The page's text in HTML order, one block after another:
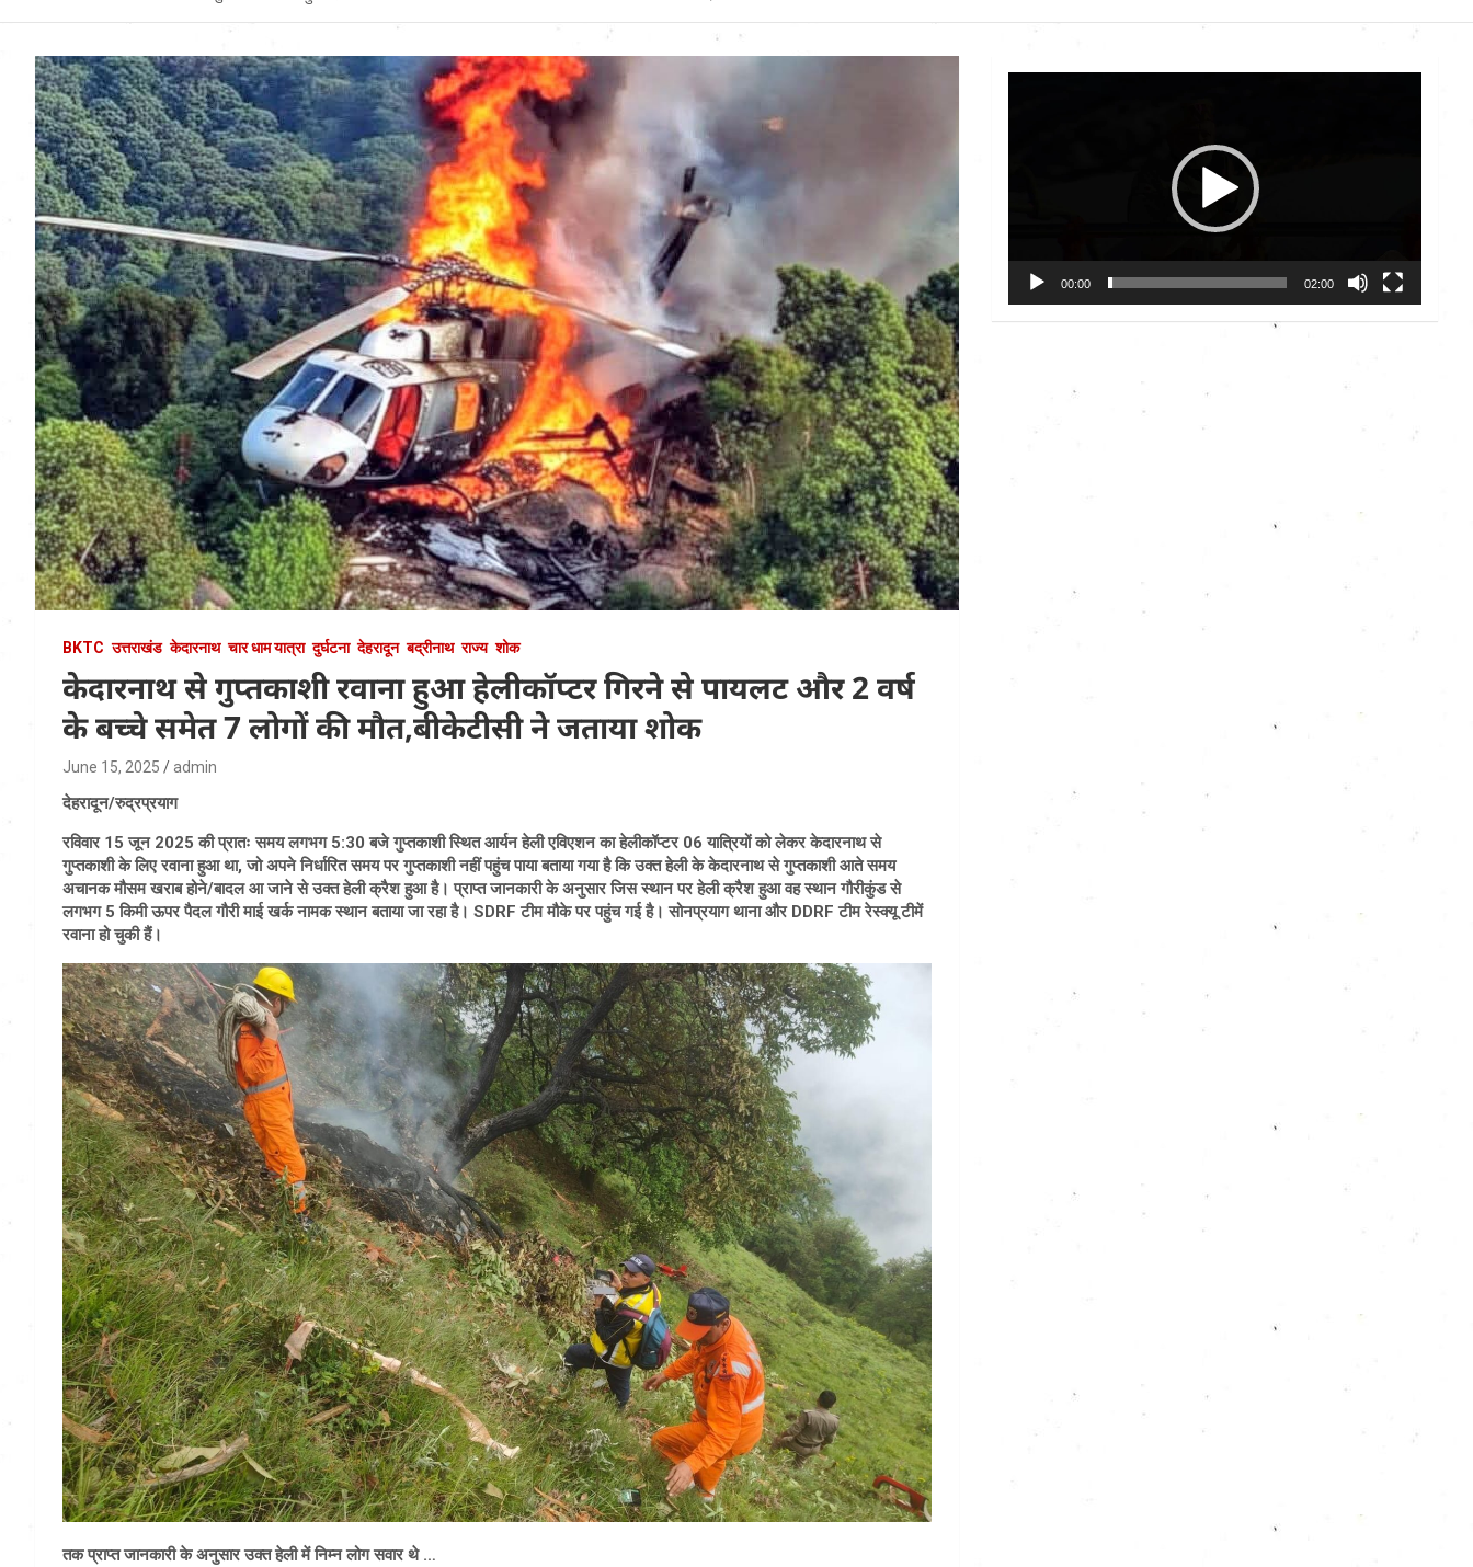
Uttarakhand News in
Hindi
BKTC उत्तराखंड केदारनाथ चार धाम यात्रा दुर्घटना देहरादून बद्रीनाथ राज्य शोक
केदारनाथ से गुप्तकाशी रवाना हुआ हेलीकॉप्टर गिरने से पायलट और 2 वर्ष
के बच्चे समेत 7 लोगों की मौत,बीकेटीसी ने जताया शोक
June 15, 2025 admin
देहरादून/रुद्रप्रयाग
रविवार 15 जून 2025 की प्रातः समय लगभग 5:30 बजे गुप्तकाशी स्थित आर्यन हेली एविएशन का हेलीकॉप्टर 06 यात्रियों को लेकर केदारनाथ से
गुप्तकाशी के लिए रवाना हुआ था, जो अपने निर्धारित समय पर गुप्तकाशी नहीं पहुंच पाया बताया गया है कि उक्त हेली के केदारनाथ से गुप्तकाशी आते समय
अचानक मौसम खराब होने/बादल आ जाने से उक्त हेली क्रैश हुआ है। प्राप्त जानकारी के अनुसार जिस स्थान पर हेली क्रैश हुआ वह स्थान गौरीकुंड से
लगभग 5 किमी ऊपर पैदल गौरी माई खर्क नामक स्थान बताया जा रहा है। SDRF टीम मौके पर पहुंच गई है। सोनप्रयाग थाना और DDRF टीम रेस्क्यू टीमें
रवाना हो चुकी हैं।
तक प्राप्त जानकारी के अनुसार उक्त हेली में निम्न लोग सवार थे …
00:00 02:00